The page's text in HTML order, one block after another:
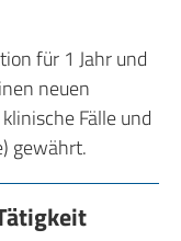
für 1 Jahr und
neuen
Fälle und
gewährt.